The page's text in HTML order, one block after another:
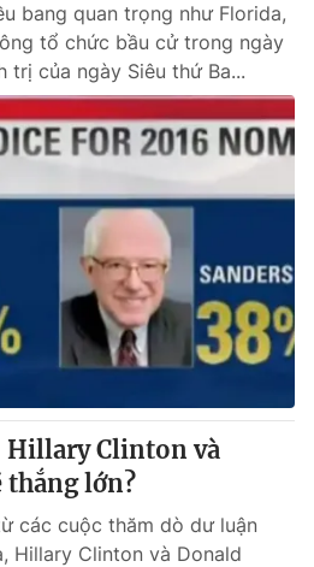
bang quan trọng như Florida,
tổ chức bầu cử trong ngày
trị của ngày Siêu thứ Ba...
Hillary Clinton và
thắng lớn?
các cuộc thăm dò dư luận
Hillary Clinton và Donald